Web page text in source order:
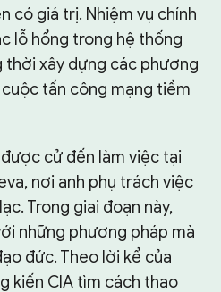
có giá trị. Nhiệm vụ chính
lỗ hổng trong hệ thống
thời xây dựng các phương
tấn công mạng tiềm
cử đến làm việc tại
nơi anh phụ trách việc
Trong giai đoạn này,
những phương pháp mà
đức. Theo lời kể của
kiến CIA tìm cách thao